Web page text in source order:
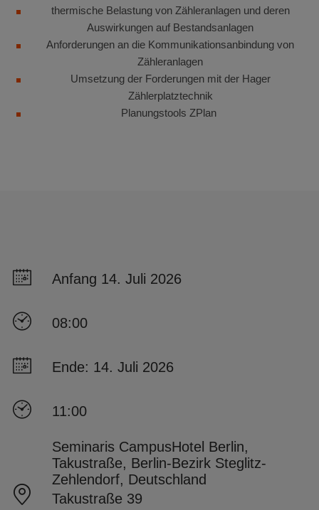
thermische Belastung von Zähleranlagen und deren
Auswirkungen auf Bestandsanlagen
Anforderungen an die Kommunikationsanbindung von
Zähleranlagen
Umsetzung der Forderungen mit der Hager
Zählerplatztechnik
Planungstools ZPlan
Anfang 14. Juli 2026
08:00
Ende: 14. Juli 2026
11:00
Seminaris CampusHotel Berlin,
Takustraße, Berlin-Bezirk Steglitz-
Zehlendorf, Deutschland
Takustraße 39